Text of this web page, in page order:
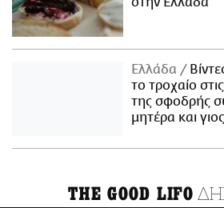
Ελλάδα
το τροχαίο
της σφοδρής
μητέρα και γιος
THE GOOD LIFO